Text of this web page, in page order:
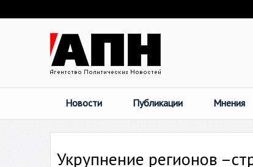
Новости Публикации Мнения
Укрупнение регионов